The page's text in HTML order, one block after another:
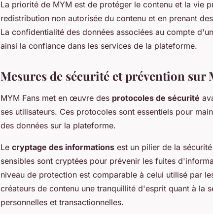
La priorité de MYM est de protéger le contenu et la vie
redistribution non autorisée du contenu et en prenant
La confidentialité des données associées au compte
ainsi la confiance dans les services de la plateforme.
Mesures de sécurité et prévention sur
MYM Fans met en œuvre des protocoles de sécurité
ses utilisateurs. Ces protocoles sont essentiels pour
des données sur la plateforme.
Le cryptage des informations est un pilier de la
sensibles sont cryptées pour prévenir les fuites
niveau de protection est comparable à celui utilisé par
créateurs de contenu une tranquillité d'esprit quant à la
personnelles et transactionnelles.